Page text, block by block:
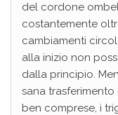
del cordone
costantemente
cambiamenti
alla inizio non
dalla principio.
sana
ben comprese, i